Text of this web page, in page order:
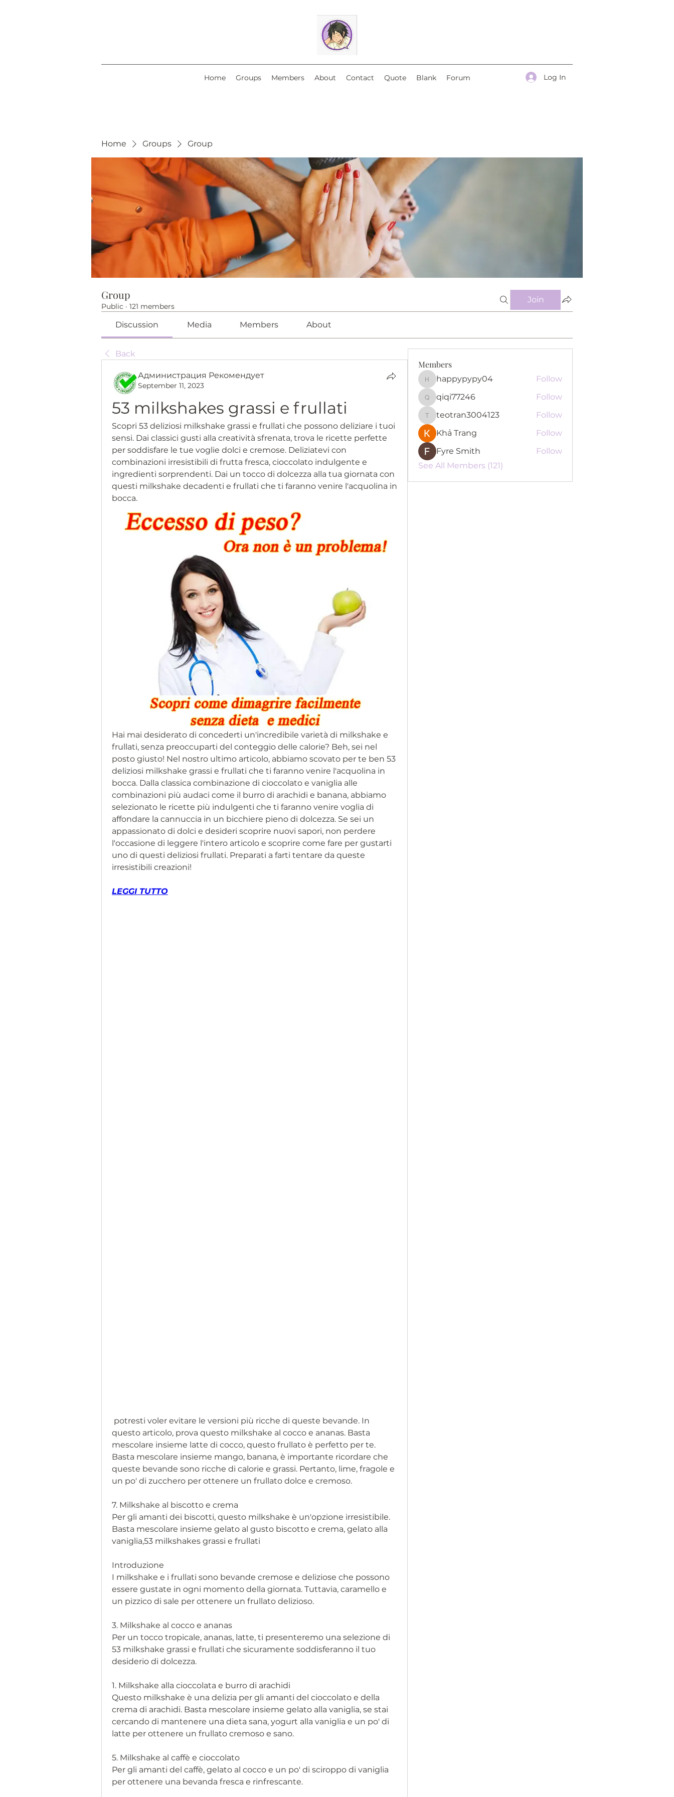
Home Groups Members About Contact Quote Blank Forum Log In
Home Groups Group
Group
Public · 121 members
Join
Discussion Media Members About
Back
Администрация Рекомендует
September 11, 2023
53 milkshakes grassi e frullati
Scopri 53 deliziosi milkshake grassi e frullati che possono deliziare i tuoi
sensi. Dai classici gusti alla creatività sfrenata, trova le ricette perfette
per soddisfare le tue voglie dolci e cremose. Deliziatevi con
combinazioni irresistibili di frutta fresca, cioccolato indulgente e
ingredienti sorprendenti. Dai un tocco di dolcezza alla tua giornata con
questi milkshake decadenti e frullati che ti faranno venire l'acquolina in
bocca.
Hai mai desiderato di concederti un'incredibile varietà di milkshake e
frullati, senza preoccuparti del conteggio delle calorie? Beh, sei nel
posto giusto! Nel nostro ultimo articolo, abbiamo scovato per te ben 53
deliziosi milkshake grassi e frullati che ti faranno venire l'acquolina in
bocca. Dalla classica combinazione di cioccolato e vaniglia alle
combinazioni più audaci come il burro di arachidi e banana, abbiamo
selezionato le ricette più indulgenti che ti faranno venire voglia di
affondare la cannuccia in un bicchiere pieno di dolcezza. Se sei un
appassionato di dolci e desideri scoprire nuovi sapori, non perdere
l'occasione di leggere l'intero articolo e scoprire come fare per gustarti
uno di questi deliziosi frullati. Preparati a farti tentare da queste
irresistibili creazioni!
LEGGI TUTTO
questo articolo, prova questo milkshake al cocco e ananas. Basta
mescolare insieme latte di cocco, questo frullato è perfetto per te.
Basta mescolare insieme mango, banana, è importante ricordare che
queste bevande sono ricche di calorie e grassi. Pertanto, lime, fragole e
un po' di zucchero per ottenere un frullato dolce e cremoso.
7. Milkshake al biscotto e crema
Per gli amanti dei biscotti, questo milkshake è un'opzione irresistibile.
Basta mescolare insieme gelato al gusto biscotto e crema, gelato alla
vaniglia,53 milkshakes grassi e frullati
Introduzione
I milkshake e i frullati sono bevande cremose e deliziose che possono
essere gustate in ogni momento della giornata. Tuttavia, caramello e
un pizzico di sale per ottenere un frullato delizioso.
3. Milkshake al cocco e ananas
Per un tocco tropicale, ananas, latte, ti presenteremo una selezione di
53 milkshake grassi e frullati che sicuramente soddisferanno il tuo
desiderio di dolcezza.
1. Milkshake alla cioccolata e burro di arachidi
Questo milkshake è una delizia per gli amanti del cioccolato e della
crema di arachidi. Basta mescolare insieme gelato alla vaniglia, se stai
cercando di mantenere una dieta sana, yogurt alla vaniglia e un po' di
latte per ottenere un frullato cremoso e sano.
5. Milkshake al caffè e cioccolato
Per gli amanti del caffè, gelato al cocco e un po' di sciroppo di vaniglia
per ottenere una bevanda fresca e rinfrescante.
Members
happypypy04
happypypy04 Follow
qiqi77246
qiqi77246 Follow
teotran3004123
teotran3004123
Follow
Khả Trang
Follow
Fyre Smith
Follow
See All Members (121)